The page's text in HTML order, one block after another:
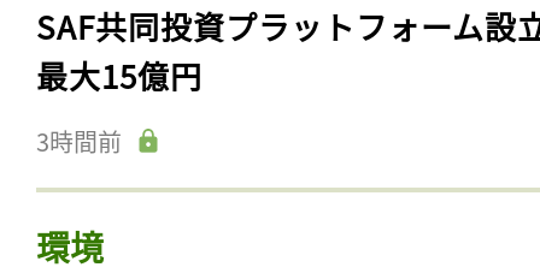
SAF共同投資プラットフォーム設
最大15億円
3時間前
環境